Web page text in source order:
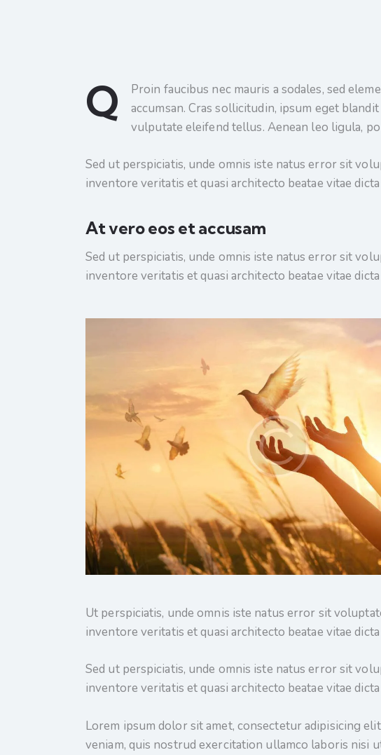
Q
Proin faucibus nec mauris a sodales, sed
accumsan. Cras sollicitudin, ipsum eget
vulputate eleifend tellus. Aenean leo ligula,
Sed ut perspiciatis, unde omnis iste natus error sit
inventore veritatis et quasi architecto beatae vitae
At vero eos et accusam
Sed ut perspiciatis, unde omnis iste natus error sit
inventore veritatis et quasi architecto beatae vitae
Ut perspiciatis, unde omnis iste natus error sit
inventore veritatis et quasi architecto beatae vitae
Sed ut perspiciatis, unde omnis iste natus error sit
inventore veritatis et quasi architecto beatae vitae
Lorem ipsum dolor sit amet, consectetur adipisicing
veniam, quis nostrud exercitation ullamco laboris nisi